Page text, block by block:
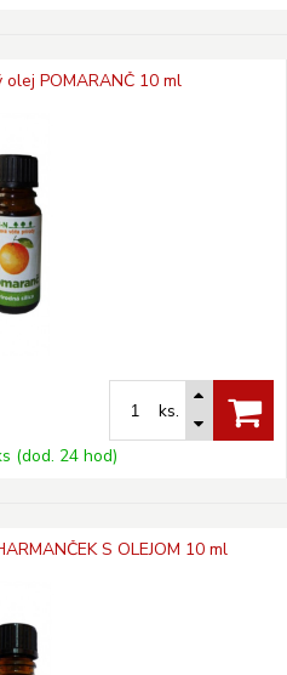
POMARANČ 10 ml
ks.
(dod. 24 hod)
S OLEJOM 10 ml